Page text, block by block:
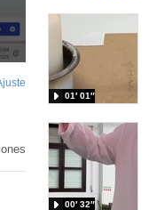
pantalla
01′ 01″
00′ 32″